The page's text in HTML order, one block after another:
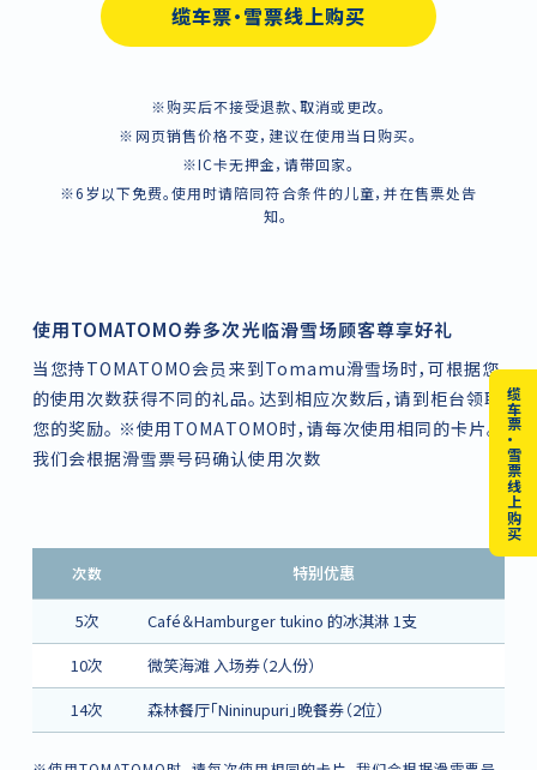
缆车票・雪票线上购买
缆车票・雪票线上购买
※购买后不接受退款、取消或更改。
※网页销售价格不变，建议在使用当日购买。
※IC卡无押金，请带回家。
※6岁以下免费。使用时请陪同符合条件的儿童，并在售票处告
知。
使用TOMATOMO券多次光临滑雪场顾客尊享好礼
当您持TOMATOMO会员来到Tomamu滑雪场时，可根据您
的使用次数获得不同的礼品。达到相应次数后，请到柜台领取
您的奖励。 ※使用TOMATOMO时，请每次使用相同的卡片。
我们会根据滑雪票号码确认使用次数
次数 特别优惠
5次
Café＆Hamburger tukino 的冰淇淋 1支
10次
微笑海滩 入场券（2人份）
14次
森林餐厅「Nininupuri」晚餐券（2位）